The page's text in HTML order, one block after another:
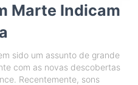
Marte Indicam
sido um assunto de grande
com as novas descobertas
Recentemente, sons